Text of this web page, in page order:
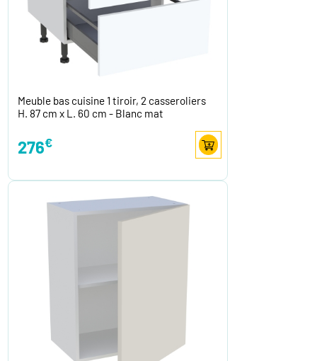
Meuble bas cuisine 1 tiroir, 2 casseroliers
H. 87 cm x L. 60 cm - Blanc mat
276€